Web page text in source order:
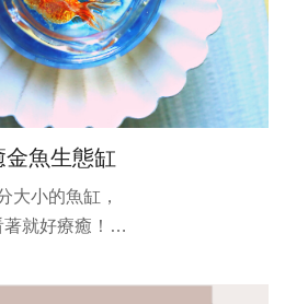
金魚生態缸
大小的魚缸，
就好療癒！
過醫美的蘋果肌，